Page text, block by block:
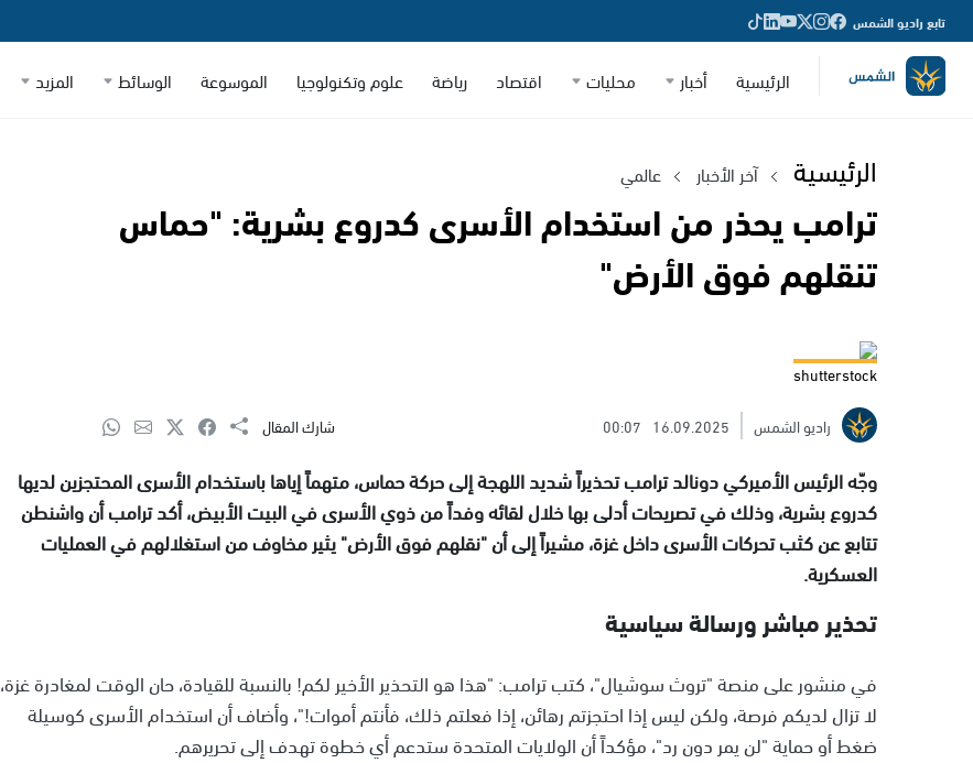
تابع راديو الشمس
الرئيسية أخبار محليات اقتصاد رياضة علوم وتكنولوجيا الموسوعة الوسائط المزيد
الرئيسية آخر الأخبار عالمي
ترامب يحذر من استخدام الأسرى كدروع بشرية: "حماس
تنقلهم فوق الأرض"
shutterstock
راديو الشمس
16.09.2025
00:07 شارك المقال
وجّه الرئيس الأميركي دونالد ترامب تحذيراً شديد اللهجة إلى حركة حماس، متهماً إياها باستخدام الأسرى المحتجزين لديها
كدروع بشرية، وذلك في تصريحات أدلى بها خلال لقائه وفداً من ذوي الأسرى في البيت الأبيض، أكد ترامب أن واشنطن
تتابع عن كثب تحركات الأسرى داخل غزة، مشيراً إلى أن "نقلهم فوق الأرض" يثير مخاوف من استغلالهم في العمليات
العسكرية.
تحذير مباشر ورسالة سياسية
في منشور على منصة "تروث سوشيال"، كتب ترامب: "هذا هو التحذير الأخير لكم! بالنسبة للقيادة، حان الوقت لمغادرة غزة،
لا تزال لديكم فرصة، ولكن ليس إذا احتجزتم رهائن، إذا فعلتم ذلك، فأنتم أموات!"، وأضاف أن استخدام الأسرى كوسيلة
ضغط أو حماية "لن يمر دون رد"، مؤكداً أن الولايات المتحدة ستدعم أي خطوة تهدف إلى تحريرهم.